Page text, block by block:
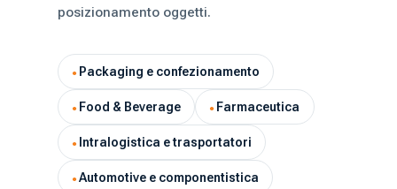
posizionamento oggetti.
Packaging e confezionamento
Food & Beverage Farmaceutica
Intralogistica e trasportatori
Automotive e componentistica